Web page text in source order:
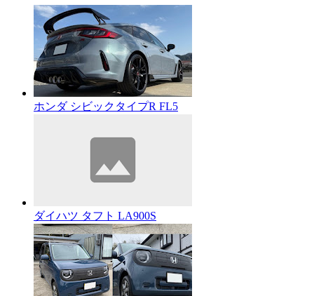
ホンダ シビックタイプR FL5
ダイハツ タフト LA900S